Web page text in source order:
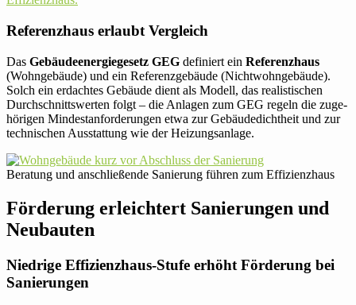
Refe­renz­haus erlaubt Vergleich
Das Gebäude­energie­gesetz GEG defi­niert ein Refe­renz­haus
(Wohn­ge­bäude) und ein Refe­renz­ge­bäude (Nicht­wohn­ge­bäude).
Solch ein erdachtes Gebäude dient als Modell, das rea­lis­ti­schen
Durch­schnitts­werten folgt – die Anlagen zum GEG regeln die zuge­
hö­rigen Min­dest­an­for­de­rungen etwa zur Gebäu­de­dicht­heit und zur
tech­ni­schen Aus­stat­tung wie der Heizungsanlage.
Bera­tung und anschlie­ßende Sanie­rung führen zum Effizienzhaus
För­de­rung erleich­tert Sanie­rungen und
Neubauten
Nied­rige Effizienz­haus-Stufe erhöht För­de­rung bei
Sanierungen